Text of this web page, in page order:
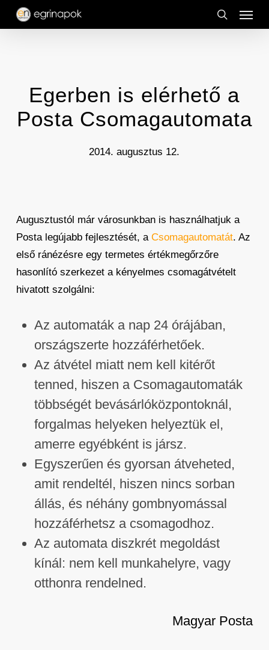
Skip
search
Menu
Egerben is elérhető a
Posta Csomagautomata
2014. augusztus 12.
Augusztustól már városunkban is használhatjuk a
Posta legújabb fejlesztését, a Csomagautomatát. Az
első ránézésre egy termetes értékmegőrzőre
hasonlító szerkezet a kényelmes csomagátvételt
hivatott szolgálni:
Az automaták a nap 24 órájában,
országszerte hozzáférhetőek.
Az átvétel miatt nem kell kitérőt
tenned, hiszen a Csomagautomaták
többségét bevásárlóközpontoknál,
forgalmas helyeken helyeztük el,
amerre egyébként is jársz.
Egyszerűen és gyorsan átveheted,
amit rendeltél, hiszen nincs sorban
állás, és néhány gombnyomással
hozzáférhetsz a csomagodhoz.
Az automata diszkrét megoldást
kínál: nem kell munkahelyre, vagy
otthonra rendelned.
Magyar Posta